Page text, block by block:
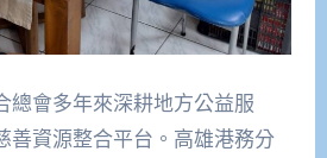
總會多年來深耕地方公益服
善資源整合平台。高雄港務分